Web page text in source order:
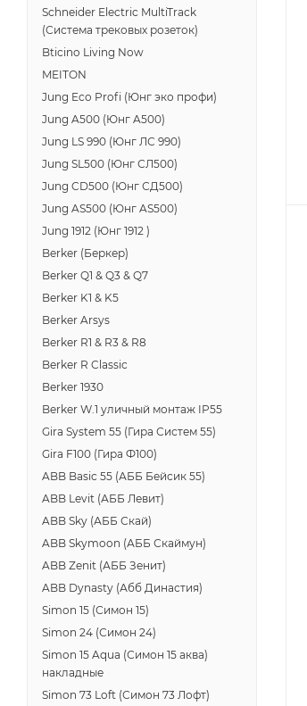
Schneider Electric MultiTrack
(Система трековых розеток)
Bticino Living Now
MEITON
Jung Eco Profi (Юнг эко профи)
Jung A500 (Юнг A500)
Jung LS 990 (Юнг ЛС 990)
Jung SL500 (Юнг СЛ500)
Jung CD500 (Юнг СД500)
Jung AS500 (Юнг AS500)
Jung 1912 (Юнг 1912 )
Berker (Беркер)
Berker Q1 & Q3 & Q7
Berker K1 & K5
Berker Arsys
Berker R1 & R3 & R8
Berker R Classic
Berker 1930
Berker W.1 уличный монтаж IP55
Gira System 55 (Гира Систем 55)
Gira F100 (Гира Ф100)
ABB Basic 55 (АББ Бейсик 55)
ABB Levit (АББ Левит)
ABB Sky (АББ Скай)
ABB Skymoon (АББ Скаймун)
ABB Zenit (АББ Зенит)
ABB Dynasty (Абб Династия)
Simon 15 (Симон 15)
Simon 24 (Симон 24)
Simon 15 Aqua (Симон 15 аква)
накладные
Simon 73 Loft (Симон 73 Лофт)